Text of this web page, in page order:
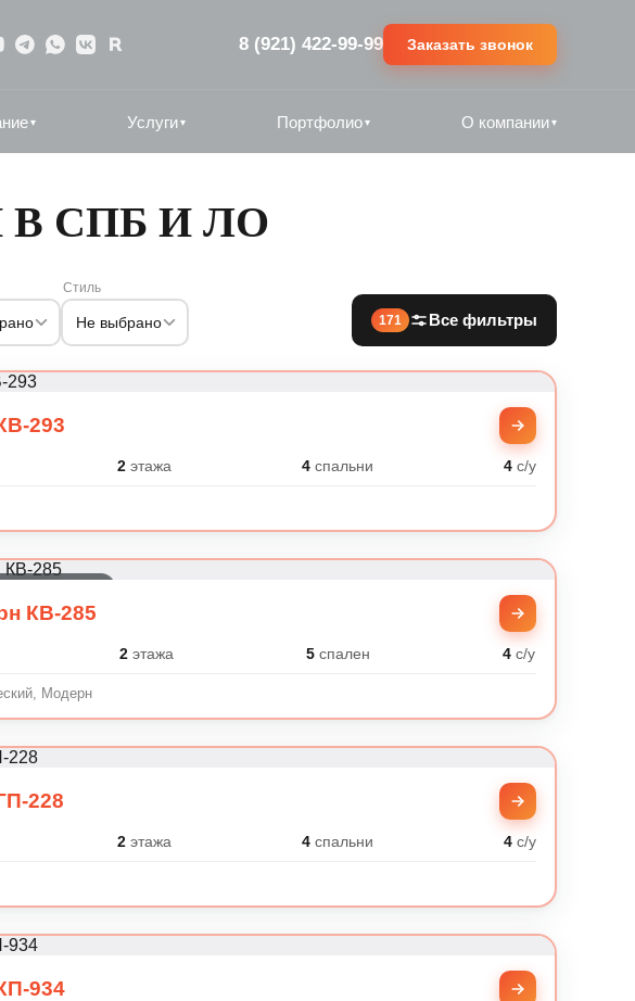
8 (921) 422-99-99 Заказать звонок
▾ Услуги ▾ Портфолио▾ О компании▾
СПБ И ЛО
Стиль
Не выбрано 171 Все фильтры
293
2этажа 4спальни 4с/у
КВ-285
2этажа 5 спален 4 с/у
Модерн
228
2этажа 4спальни 4с/у
934